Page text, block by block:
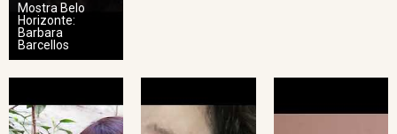
Mostra Belo
Horizonte:
Barbara
Barcellos